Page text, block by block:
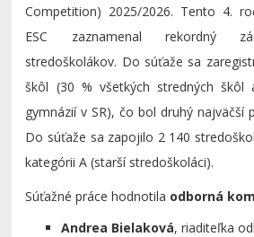
Competition) 2025/2026. Tento 4.
ESC zaznamenal rekordný
stredoškolákov. Do súťaže sa
škôl (30 % všetkých stredných
gymnázií v SR), čo bol druhý najväčší
Do súťaže sa zapojilo 2 140
kategórii A (starší stredoškoláci).
Súťažné práce hodnotila odborná
Andrea Bielaková, riaditeľka